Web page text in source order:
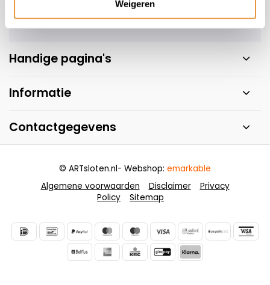
Weigeren
Handige pagina's
Informatie
Contactgegevens
Algemene voorwaarden Disclaimer
Privacy
Policy
Sitemap
© ARTsloten.nl- Webshop: emarkable